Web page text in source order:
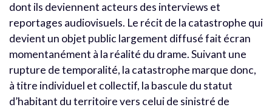
dont ils deviennent acteurs des interviews et
reportages audiovisuels. Le récit de la catastrophe qui
devient un objet public largement diffusé fait écran
momentanément à la réalité du drame. Suivant une
rupture de temporalité, la catastrophe marque donc,
à titre individuel et collectif, la bascule du statut
d’habitant du territoire vers celui de sinistré de